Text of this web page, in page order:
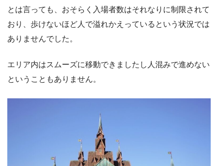
とは言っても、おそらく入場者数はそれなりに制限されて
おり、歩けないほど人で溢れかえっているという状況では
ありませんでした。
エリア内はスムーズに移動できましたし人混みで進めない
ということもありません。